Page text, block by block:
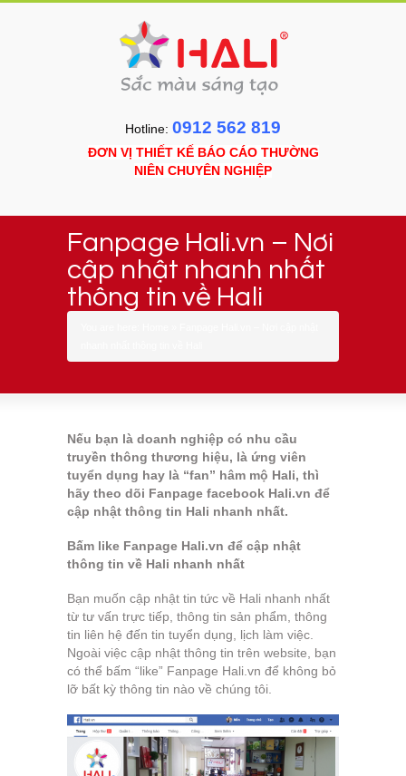
Hotline: 0912 562 819
ĐƠN VỊ THIẾT KẾ BÁO CÁO THƯỜNG
NIÊN CHUYÊN NGHIỆP
Fanpage Hali.vn – Nơi
cập nhật nhanh nhất
thông tin về Hali
Nếu bạn là doanh nghiệp có nhu cầu
truyền thông thương hiệu, là ứng viên
tuyển dụng hay là “fan” hâm mộ Hali, thì
hãy theo dõi Fanpage facebook Hali.vn để
cập nhật thông tin Hali nhanh nhất.
Bấm like Fanpage Hali.vn để cập nhật
thông tin về Hali nhanh nhất
Bạn muốn cập nhật tin tức về Hali nhanh nhất
từ tư vấn trực tiếp, thông tin sản phẩm, thông
tin liên hệ đến tin tuyển dụng, lịch làm việc.
Ngoài việc cập nhật thông tin trên website, bạn
có thể bấm “like” Fanpage Hali.vn để không bỏ
lỡ bất kỳ thông tin nào về chúng tôi.